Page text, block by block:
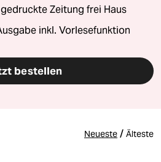
Zeitung frei Haus
inkl. Vorlesefunktion
bestellen
Neueste / Älteste